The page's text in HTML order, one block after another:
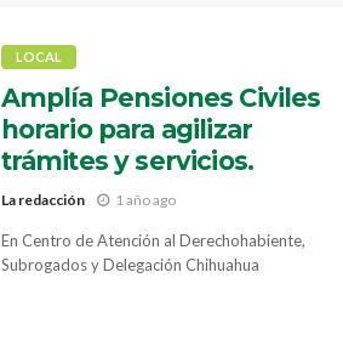
LOCAL
Amplía Pensiones Civiles
horario para agilizar
trámites y servicios.
La redacción 1 año ago
En Centro de Atención al Derechohabiente,
Subrogados y Delegación Chihuahua